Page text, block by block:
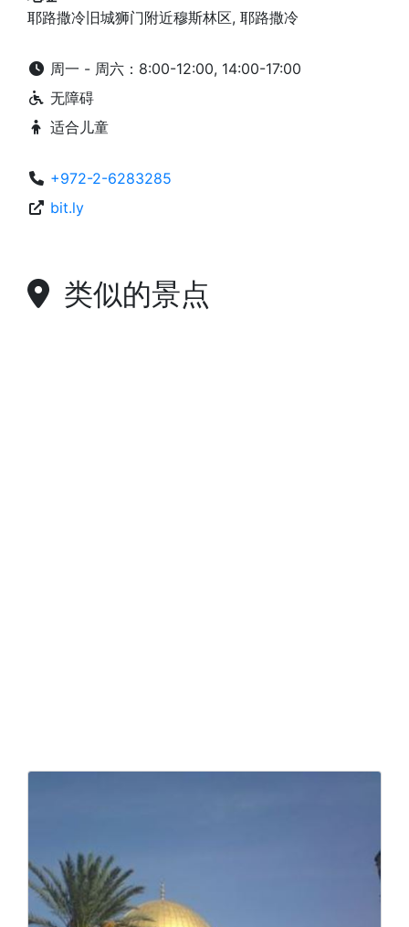
耶路撒冷旧城狮门附近穆斯林区, 耶路撒冷
周一 - 周六：8:00-12:00, 14:00-17:00
无障碍
适合儿童
+972-2-6283285
bit.ly
类似的景点